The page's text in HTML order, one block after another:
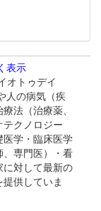
表示
オトゥデイ
人の病気（疾
法（治療薬、
クノロジー
医学・臨床医学
専門医）・看
対して最新の
供していま